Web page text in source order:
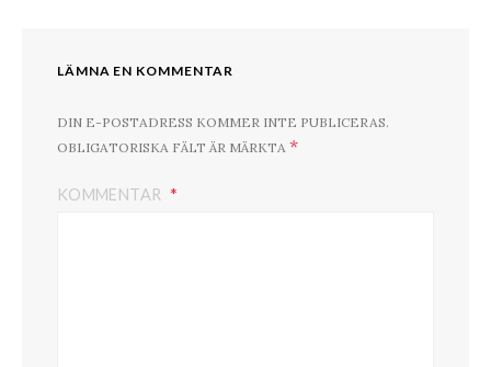
LÄMNA EN KOMMENTAR
DIN E-POSTADRESS KOMMER INTE PUBLICERAS.
OBLIGATORISKA FÄLT ÄR MÄRKTA *
KOMMENTAR